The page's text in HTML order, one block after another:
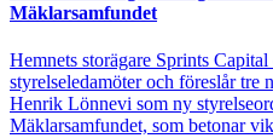
Mäklarsamfundet
Hemnets storägare Sprints
styrelseledamöter och föreslår tre
Henrik Lönnevi som ny
Mäklarsamfundet, som betonar